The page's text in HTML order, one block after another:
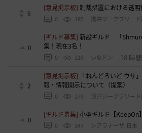
6
[意見掲示板]制裁措置における透
0 185 浅井ジークフリー
0
[ギルド募集]新設ギルド 「
集！現在3名！
0 210 いなドン 18 時
2
[意見掲示板]
「ねんどろいど ウサ
報・情報開示について（提案）
0 170 浅井ジークフリー
0
[ギルド募集]小型ギルド【KeepOn
0 347 シアラナーザ-日本